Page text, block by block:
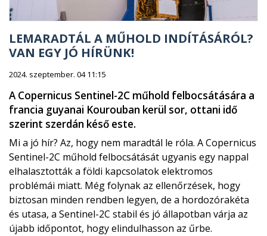
LEMARADTÁL A MŰHOLD INDÍTÁSÁRÓL?
VAN EGY JÓ HÍRÜNK!
2024. szeptember. 04 11:15
A Copernicus Sentinel-2C műhold felbocsátására a
francia guyanai Kourouban kerül sor, ottani idő
szerint szerdán késő este.
Mi a jó hír? Az, hogy nem maradtál le róla. A Copernicus
Sentinel-2C műhold felbocsátását ugyanis egy nappal
elhalasztották a földi kapcsolatok elektromos
problémái miatt. Még folynak az ellenőrzések, hogy
biztosan minden rendben legyen, de a hordozórakéta
és utasa, a Sentinel-2C stabil és jó állapotban várja az
újabb időpontot, hogy elindulhasson az űrbe.